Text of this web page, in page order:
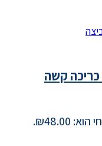
קשה
₪48.00.